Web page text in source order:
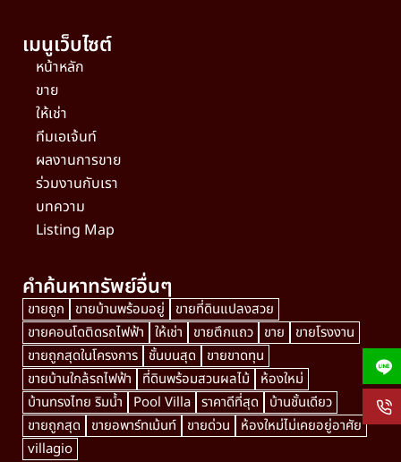
เมนูเว็บไซต์
หน้าหลัก
ขาย
ให้เช่า
ทีมเอเจ้นท์
ผลงานการขาย
ร่วมงานกับเรา
บทความ
Listing Map
คำค้นหาทรัพย์อื่นๆ
ขายถูก ขายบ้านพร้อมอยู่
ขายที่ดินแปลงสวย
ขายคอนโดติดรถไฟฟ้า ให้เช่า ขายตึกแถว ขาย
ขายโรงงาน
ขายถูกสุดในโครงการ ชั้นบนสุด
ขายขาดทุน
ขายบ้านใกล้รถไฟฟ้า
ที่ดินพร้อมสวนผลไม้
ห้องใหม่
บ้านทรงไทย ริมน้ำ
Pool Villa ราคาดีที่สุด
บ้านชั้นเดียว
ขายถูกสุด
ขายอพาร์ทเม้นท์ ขายด่วน
ห้องใหม่ไม่เคยอยู่อาศัย
villagio